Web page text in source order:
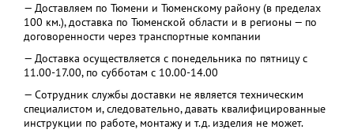
— Доставляем по Тюмени и Тюменскому району (в пределах
100 км.), доставка по Тюменской области и в регионы — по
договоренности через транспортные компании
— Доставка осуществляется с понедельника по пятницу с
11.00-17.00, по субботам с 10.00-14.00
— Сотрудник службы доставки не является техническим
специалистом и, следовательно, давать квалифицированные
инструкции по работе, монтажу и т.д. изделия не может.